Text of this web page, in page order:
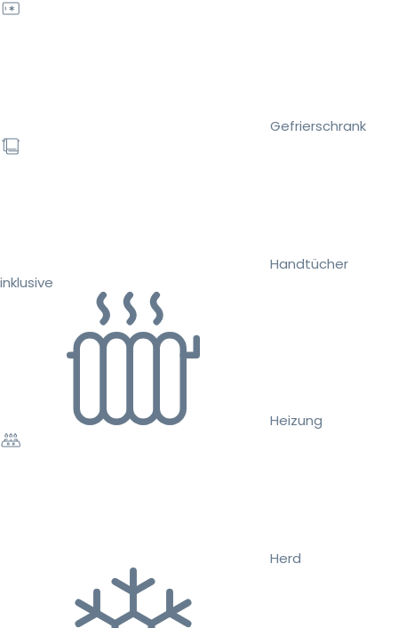
Gefrierschrank
Handtücher
inklusive
Heizung
Herd